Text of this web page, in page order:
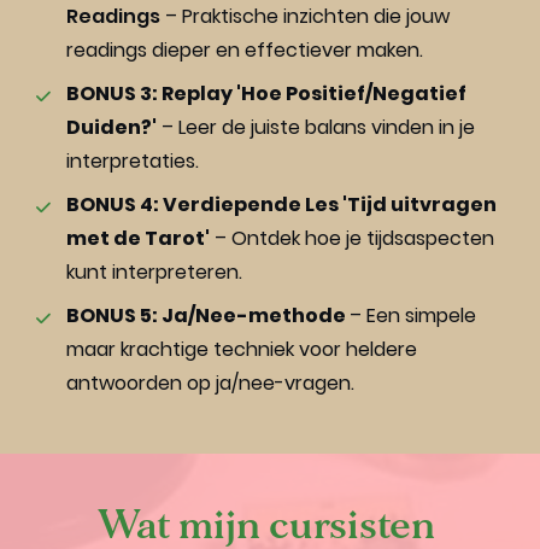
Readings – Praktische inzichten die jouw
readings dieper en effectiever maken.
BONUS 3: Replay 'Hoe Positief/Negatief
Duiden?' – Leer de juiste balans vinden in je
interpretaties.
BONUS 4: Verdiepende Les 'Tijd uitvragen
met de Tarot' – Ontdek hoe je tijdsaspecten
kunt interpreteren.
BONUS 5: Ja/Nee-methode – Een simpele
maar krachtige techniek voor heldere
antwoorden op ja/nee-vragen.
Wat mijn cursisten